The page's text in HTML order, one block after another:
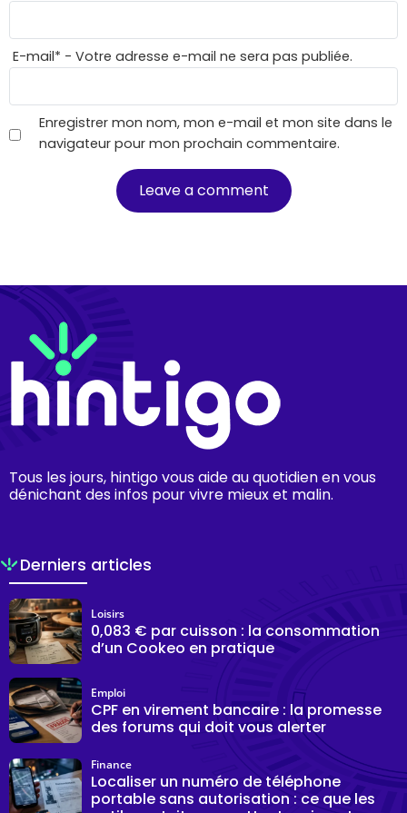
E-mail* - Votre adresse e-mail ne sera pas publiée.
Enregistrer mon nom, mon e-mail et mon site dans le
navigateur pour mon prochain commentaire.
Tous les jours, hintigo vous aide au quotidien en vous
dénichant des infos pour vivre mieux et malin.
Derniers articles
0,083 € par cuisson : la consommation
d’un Cookeo en pratique
Loisirs
CPF en virement bancaire : la promesse
des forums qui doit vous alerter
Emploi
Localiser un numéro de téléphone
portable sans autorisation : ce que les
Finance